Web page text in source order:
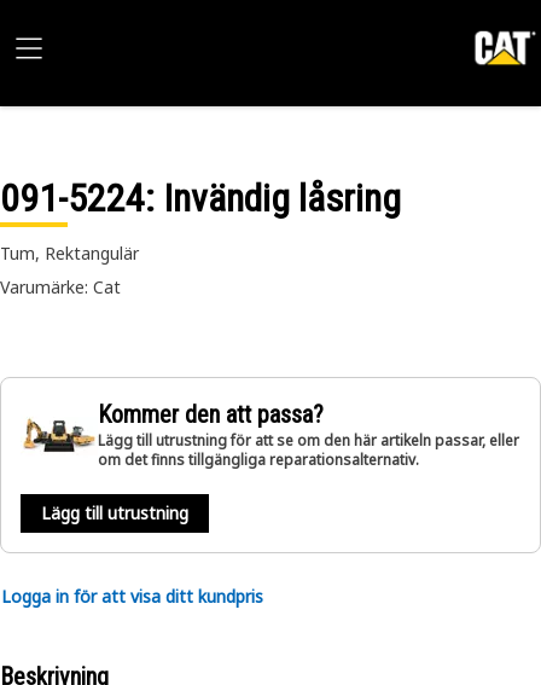
091-5224: Invändig låsring
Tum, Rektangulär
Varumärke: Cat
Kommer den att passa?
Lägg till utrustning för att se om den här artikeln passar, eller
om det finns tillgängliga reparationsalternativ.
Lägg till utrustning
Logga in för att visa ditt kundpris
Beskrivning